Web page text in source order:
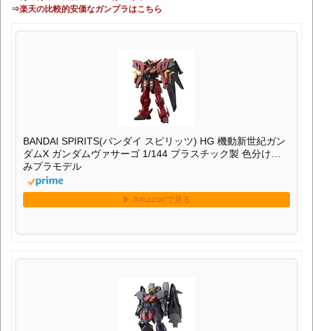
⇒楽天の比較的安価なガンプラはこちら
BANDAI SPIRITS(バンダイ スピリッツ) HG 機動新世紀ガン
ダムX ガンダムヴァサーゴ 1/144 プラスチック製 色分け済
みプラモデル